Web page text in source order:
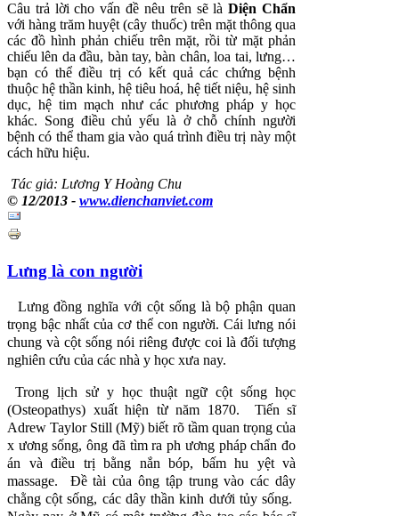
Câu trả lời cho vấn đề nêu trên sẽ làDiện Chẩn
với hàng trăm huyệt (cây thuốc) trên mặt thông qua
các đồ hình phản chiếu trên mặt, rồi từ mặt phản
chiếu lên da đầu, bàn tay, bàn chân, loa tai, lưng…
bạn có thể điều trị có kết quả các chứng bệnh
thuộc hệ thần kinh, hệ tiêu hoá, hệ tiết niệu, hệ sinh
dục, hệ tim mạch như các phương pháp y học
khác. Song điều chủ yếu là ở chỗ chính người
bệnh có thể tham gia vào quá trình điều trị này một
cách hữu hiệu.
Tác giả: Lương Y Hoàng Chu
© 12/2013 - www.dienchanviet.com
Lưng là con người
Lưng đồng nghĩa với cột sống là bộ phận quan
trọng bậc nhất của cơ thể con người. Cái lưng nói
chung và cột sống nói riêng được coi là đối tượng
nghiên cứu của các nhà y học xưa nay.
Trong lịch sử y học thuật ngữ cột sống học
(Osteopathys) xuất hiện từ năm 1870. Tiến sĩ
Adrew Taylor Still (Mỹ) biết rõ tầm quan trọng của
x ương sống, ông đã tìm ra ph ương pháp chẩn đo
án và điều trị bằng nắn bóp, bấm hu yệt và
massage. Ðề tài của ông tập trung vào các dây
chằng cột sống, các dây thần kinh dưới tủy sống.